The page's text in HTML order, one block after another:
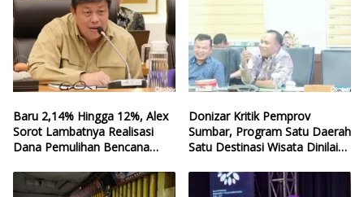
Baru 2,14% Hingga 12%, Alex
Sorot Lambatnya Realisasi
Dana Pemulihan Bencana
Donizar Kritik Pemprov
Sumbar, Program Satu Daerah
Satu Destinasi Wisata Dinilai